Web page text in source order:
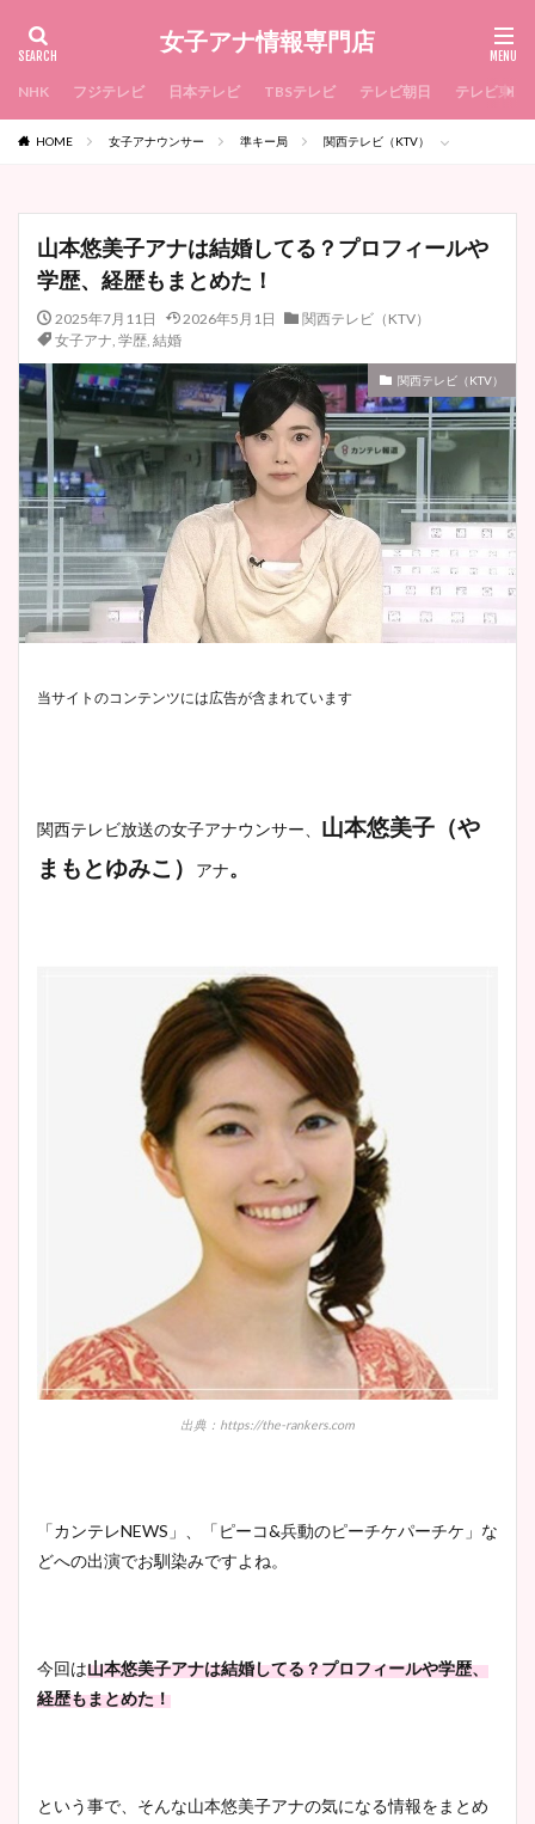
女子アナ情報専門店
NHK フジテレビ 日本テレビ TBSテレビ テレビ朝日 テレビ東京
HOME 女子アナウンサー 準キー局 関西テレビ（KTV）
山本悠美子アナは結婚してる？プロフィールや
学歴、経歴もまとめた！
2025年7月11日 2026年5月1日
関西テレビ（KTV）
女子アナ, 学歴, 結婚
関西テレビ（KTV）
当サイトのコンテンツには広告が含まれています
関西テレビ放送の女子アナウンサー、 山本悠美子（や
まもとゆみこ）
アナ。
出典：https://the-rankers.com
「カンテレNEWS」、「ピーコ&兵動のピーチケパーチケ」な
どへの出演でお馴染みですよね。
今回は山本悠美子アナは結婚してる？プロフィールや学歴、
経歴もまとめた！
という事で、そんな山本悠美子アナの気になる情報をまとめ